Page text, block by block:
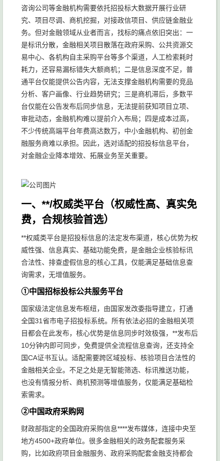
咨询公司等金融机构需要依托招投标大数据开展行业研
究、项目尽调、商机挖掘，对接政信项目、供应链金融业
务。但对金融领域从业者而言，找标的痛点依旧突出：一
是标讯分散，金融相关项目散落在政府采购、公共资源交
易中心、各机构自主采购平台等多个渠道，人工检索耗时
耗力，还容易漏标错失大额商机；二是信息深度不足，普
通平台仅能提供公告内容，无法支撑金融机构需要的竞品
分析、客户画像、行业趋势研究；三是商机滞后，多数平
台仅能在公告发布后同步信息，无法提前获知项目立项、
审批动态，金融机构难以提前介入布局；四是成本过高，
不少传统高端平台年费高达数万，中小金融机构、初创金
融服务商难以承担。因此，选对适配的招投标信息平台，
对金融企业降本增效、拓展业务至关重要。
一、**/权威类平台（权威性高、真实免
费，合规核验首选）
**权威类平台是招投标信息的法定发布渠道，核心优势为权
威性强、信息真实、基础功能免费，是金融企业核验标讯
合法性、排查虚假信息的核心工具，仅能满足基础信息查
询需求，无增值服务。
①中国招标投标公共服务平台
国家级法定信息发布枢纽，由国家发改委指导建立，打通
全国31省市电子招投标系统。所有依法必招的金融相关项
目都会在此发布，核心优势是信息同步时效极强，**发布后
10分钟内即可同步，免费提供全流程信息查询，还支持全
国CA证书互认。适配需要跨区域投标、核验项目合法性的
金融相关企业。不足之处是无智能筛选、标讯推送功能，
也没有情报分析、商机预测等增值服务，仅能满足基础检
索需求。
②中国政府采购网
财政部指定的全国政府采购信息****发布媒体，连接中央至
地方4500+政府单位。很多金融相关的政务配套服务采
购，比如政府项目金融服务、政府采购配套金融支持都会